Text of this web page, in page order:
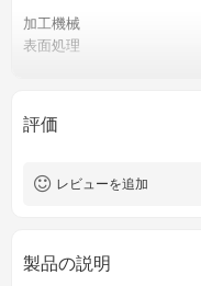
加工機械
表面処理
精度
認証
色
サービス
評価
レビューを追加
製品の説明